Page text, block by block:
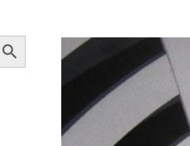
Button